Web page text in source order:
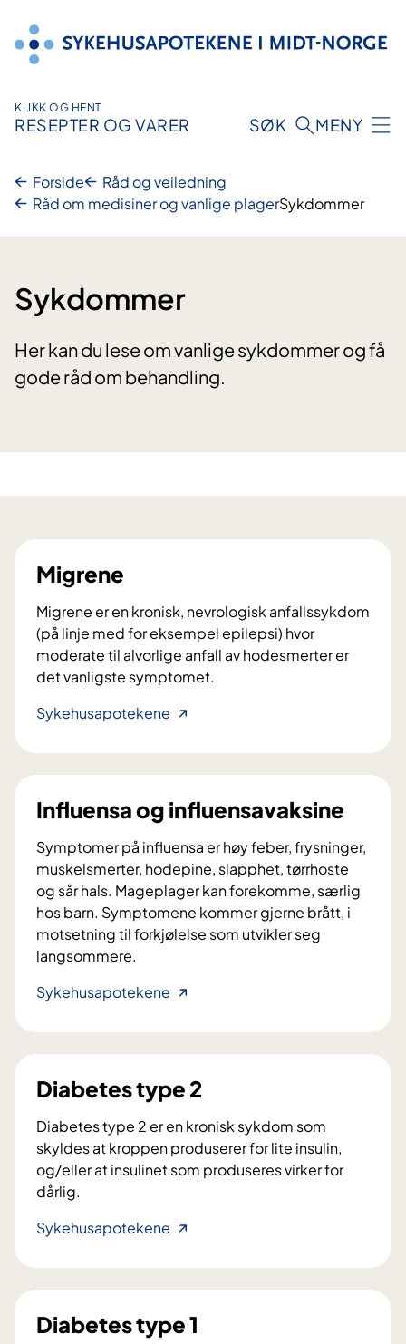
innhold
KLIKK OG HENT
RESEPTER OG VARER SØK MENY
Forside
Råd og veiledning
Råd om medisiner og vanlige plagerSykdommer
Sykdommer
Her kan du lese om vanlige sykdommer og få
gode råd om behandling.
Migrene
Migrene er en kronisk, nevrologisk anfallssykdom
(på linje med for eksempel epilepsi) hvor
moderate til alvorlige anfall av hodesmerter er
det vanligste symptomet.
Sykehusapotekene M
g
r
e
n
e
Influensa og influensavaksine
Symptomer på influensa er høy feber, frysninger,
muskelsmerter, hodepine, slapphet, tørrhoste
og sår hals. Mageplager kan forekomme, særlig
hos barn. Symptomene kommer gjerne brått, i
motsetning til forkjølelse som utvikler seg
langsommere.
Sykehusapotekene
f
l
e
n
s
a
f
l
u
e
Diabetes type 2
Diabetes type 2 er en kronisk sykdom som
skyldes at kroppen produserer for lite insulin,
og/eller at insulinet som produseres virker for
dårlig.
Sykehusapotekene D
a
b
t
Diabetes type 1